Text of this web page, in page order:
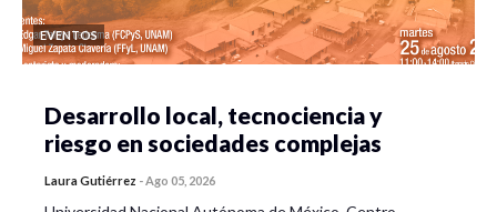
Por: Susana Inés García Salord (UNAM)
1.2.El “uso cruzado” de Pierre Bourdieu: propuesta de
Por: Sergio Lorenzo Sandoval Aragón (UdeG)
1.3.Confinamiento doméstico durante la pandemia
EVENTOS
Desarrollo local, tecnociencia y
riesgo en sociedades complejas
Laura Gutiérrez -Ago 05, 2026